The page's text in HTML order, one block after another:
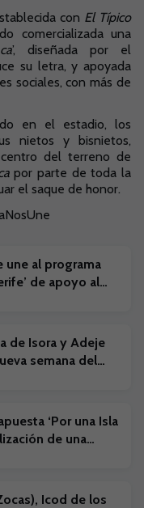
con El Típico
comercializada una
’, diseñada por el
su letra, y apoyada
sociales, con más de
en el estadio, los
nietos y bisnietos,
del terreno de
por parte de toda la
el saque de honor.
une al programa
de apoyo al
de Isora y Adeje
semana del
‘Por una Isla
de una
de El Médano
Icod de los